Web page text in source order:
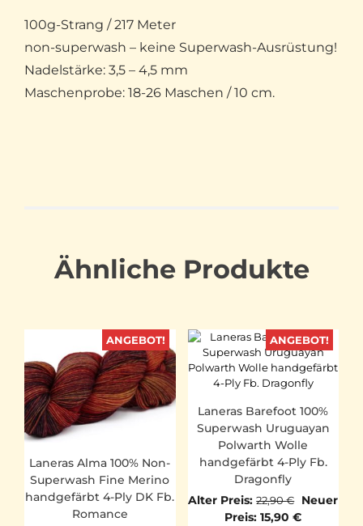
100g-Strang / 217 Meter
non-superwash – keine Superwash-Ausrüstung!
Nadelstärke: 3,5 – 4,5 mm
Maschenprobe: 18-26 Maschen / 10 cm.
Ähnliche Produkte
ANGEBOT!
Laneras Alma 100% Non-
Superwash Fine Merino
handgefärbt 4-Ply DK Fb.
Romance
ANGEBOT!
Laneras Barefoot 100%
Superwash Uruguayan
Polwarth Wolle
handgefärbt 4-Ply Fb.
Dragonfly
Alter Preis: 22,90€
Preis
Neuer
Preis: 15,90€Aktueller